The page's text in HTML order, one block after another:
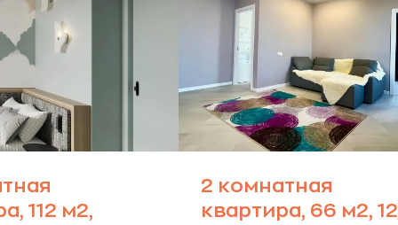
112 м2,
2 комнатная
квартира, 66 м2,